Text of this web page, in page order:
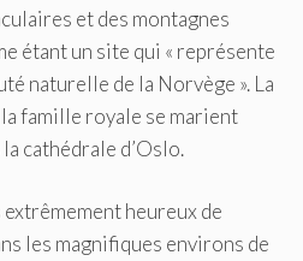
et des montagnes
étant un site qui « représente
naturelle de la Norvège ». La
famille royale se marient
cathédrale d’Oslo.
heureux de
les magnifiques environs de